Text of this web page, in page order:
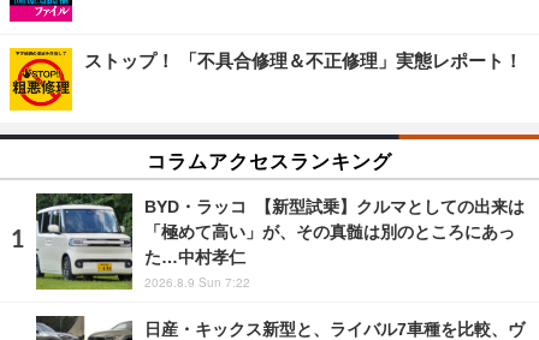
ストップ！ 「不具合修理＆不正修理」実態レポート！
コラムアクセスランキング
BYD・ラッコ 【新型試乗】クルマとしての出来は
「極めて高い」が、その真髄は別のところにあっ
た…中村孝仁
2026.8.9 Sun 7:22
日産・キックス新型と、ライバル7車種を比較、ヴ